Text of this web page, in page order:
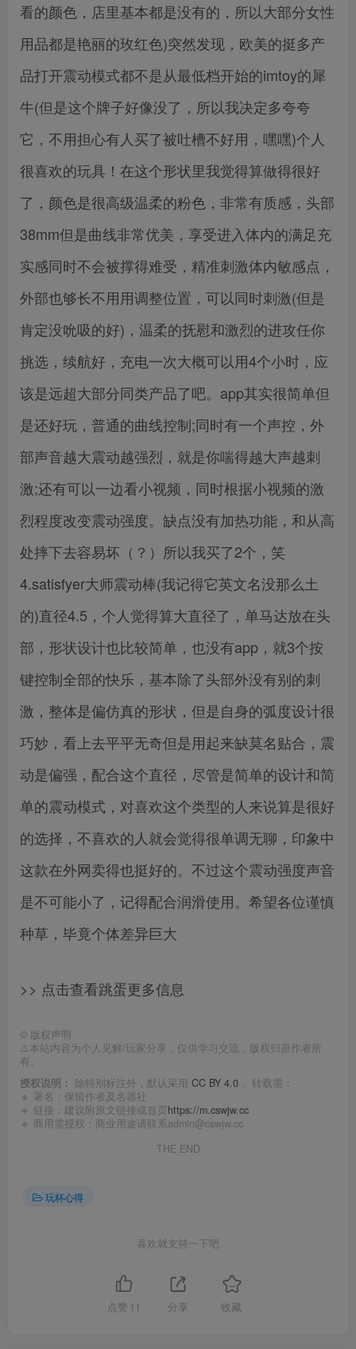
看的颜色，店里基本都是没有的，所以大部分女性
用品都是艳丽的玫红色)突然发现，欧美的挺多产
品打开震动模式都不是从最低档开始的imtoy的犀
牛(但是这个牌子好像没了，所以我决定多夸夸
它，不用担心有人买了被吐槽不好用，嘿嘿)个人
很喜欢的玩具！在这个形状里我觉得算做得很好
了，颜色是很高级温柔的粉色，非常有质感，头部
38mm但是曲线非常优美，享受进入体内的满足充
实感同时不会被撑得难受，精准刺激体内敏感点，
外部也够长不用用调整位置，可以同时刺激(但是
肯定没吮吸的好)，温柔的抚慰和激烈的进攻任你
挑选，续航好，充电一次大概可以用4个小时，应
该是远超大部分同类产品了吧。app其实很简单但
是还好玩，普通的曲线控制;同时有一个声控，外
部声音越大震动越强烈，就是你喘得越大声越刺
激;还有可以一边看小视频，同时根据小视频的激
烈程度改变震动强度。缺点没有加热功能，和从高
处摔下去容易坏（？）所以我买了2个，笑
4.satisfyer大师震动棒(我记得它英文名没那么土
的)直径4.5，个人觉得算大直径了，单马达放在头
部，形状设计也比较简单，也没有app，就3个按
键控制全部的快乐，基本除了头部外没有别的刺
激，整体是偏仿真的形状，但是自身的弧度设计很
巧妙，看上去平平无奇但是用起来缺莫名贴合，震
动是偏强，配合这个直径，尽管是简单的设计和简
单的震动模式，对喜欢这个类型的人来说算是很好
的选择，不喜欢的人就会觉得很单调无聊，印象中
这款在外网卖得也挺好的。不过这个震动强度声音
是不可能小了，记得配合润滑使用。希望各位谨慎
种草，毕竟个体差异巨大
>> 点击查看跳蛋更多信息
© 版权声明
⚠️本站内容为个人见解/玩家分享，仅供学习交流，版权归原作者所
有。
授权说明： 除特别标注外，默认采用 CC BY 4.0 ， 转载需：
🔹 署名：保留作者及 名器社
🔹 链接：建议附原文链接或首页https://m.cswjw.cc
🔹 商用需授权：商业用途请联系admin@cswjw.cc
THE END
玩杯心得
喜欢就支持一下吧
点赞 11 分享 收藏